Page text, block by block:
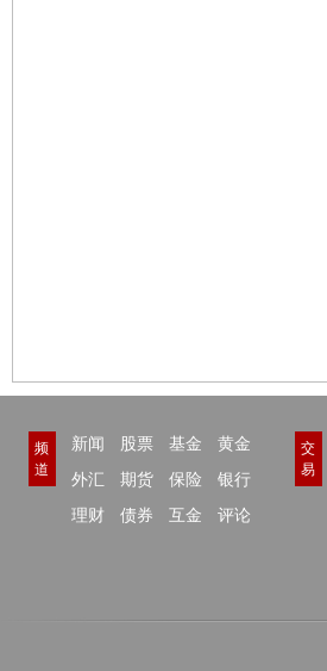
频
道
新闻 股票 基金
黄金
外汇
期货 保险
银行
理财
债券 互金 评论
交
易